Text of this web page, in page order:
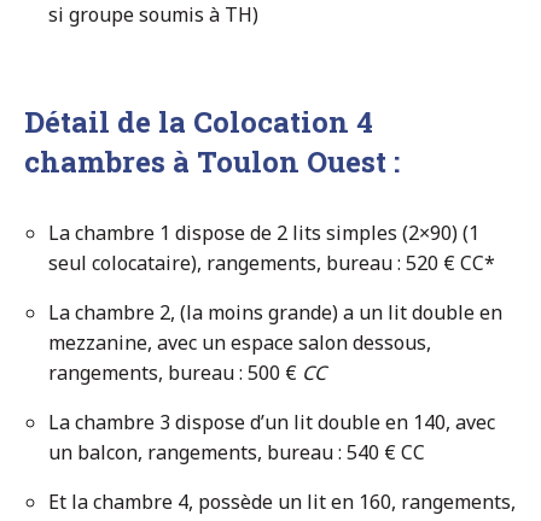
si groupe soumis à TH)
Détail de la Colocation 4
chambres à Toulon Ouest :
La chambre 1 dispose de 2 lits simples (2×90) (1
seul colocataire), rangements, bureau : 520 € CC*
La chambre 2, (la moins grande) a un lit double en
mezzanine, avec un espace salon dessous,
rangements, bureau : 500 € CC
La chambre 3 dispose d’un lit double en 140, avec
un balcon, rangements, bureau : 540 € CC
Et la chambre 4, possède un lit en 160, rangements,